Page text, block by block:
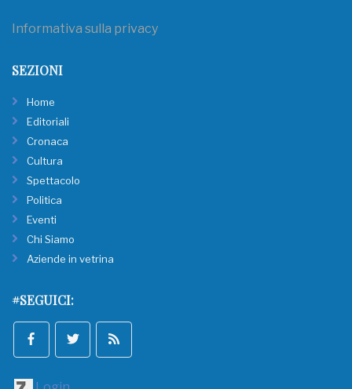
Informativa sulla privacy
SEZIONI
Home
Editoriali
Cronaca
Cultura
Spettacolo
Politica
Eventi
Chi Siamo
Aziende in vetrina
#SEGUICI: